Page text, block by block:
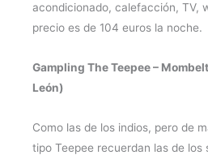
acondicionado, calefacción, TV,
precio es de 104 euros la noche.
Gampling The Teepee –
León)
Como las de los indios, pero de
tipo Teepee recuerdan las de los